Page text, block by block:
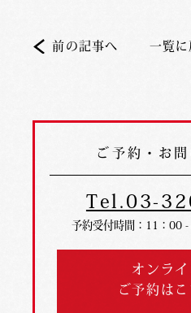
前の記事へ 一覧に
ご予約・お
Tel.03-
予約受付時間：11：00 -
オンラ
ご予約は